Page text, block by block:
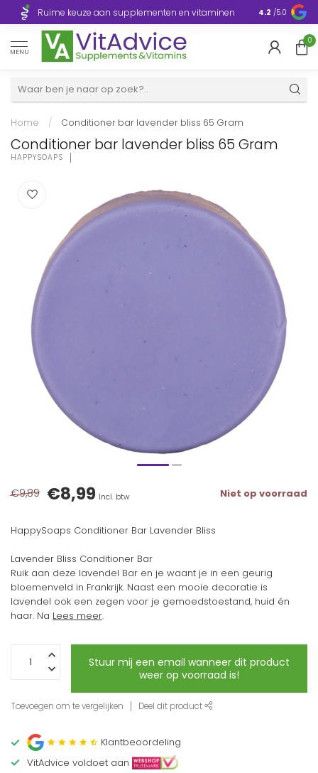
Ruime keuze aan supplementen en vitaminen Europa
4.2 /5.0
MENU
0
Home / Conditioner bar lavender bliss 65 Gram
Conditioner bar lavender bliss 65 Gram
HAPPYSOAPS
€9,89 €8,99 Incl. btw Niet op voorraad
HappySoaps Conditioner Bar Lavender Bliss
Lavender Bliss Conditioner Bar
Ruik aan deze lavendel Bar en je waant je in een geurig
bloemenveld in Frankrijk. Naast een mooie decoratie is
lavendel ook een zegen voor je gemoedstoestand, huid én
haar. Na Lees meer.
Stuur mij een email wanneer dit product
weer op voorraad is!
Toevoegen om te vergelijken Deel dit product
Klantbeoordeling
VitAdvice voldoet aan